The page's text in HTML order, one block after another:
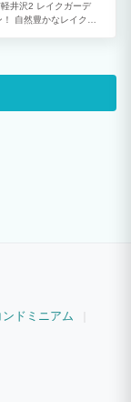
井沢2 レイクガーデ
自然豊かなレイクニ
ンドミニアム